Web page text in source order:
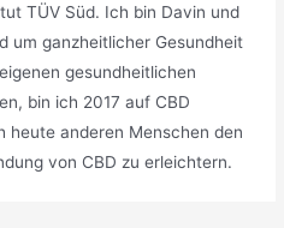
TÜV Süd. Ich bin Davin und
um ganzheitlicher Gesundheit
gesundheitlichen
bin ich 2017 auf CBD
heute anderen Menschen den
von CBD zu erleichtern.